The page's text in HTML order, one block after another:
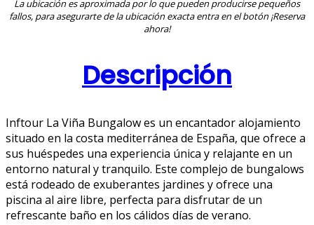
La ubicación es aproximada por lo que pueden producirse pequeños
fallos, para asegurarte de la ubicación exacta entra en el botón ¡Reserva
ahora!
Descripción
Inftour La Viña Bungalow es un encantador alojamiento
situado en la costa mediterránea de España, que ofrece a
sus huéspedes una experiencia única y relajante en un
entorno natural y tranquilo. Este complejo de bungalows
está rodeado de exuberantes jardines y ofrece una
piscina al aire libre, perfecta para disfrutar de un
refrescante baño en los cálidos días de verano.